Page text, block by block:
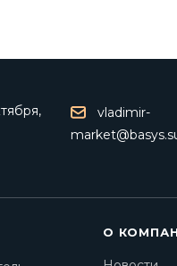
vladimir-
О